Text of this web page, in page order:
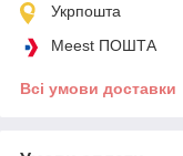
Укрпошта
Meest ПОШТА
Всі умови доставки